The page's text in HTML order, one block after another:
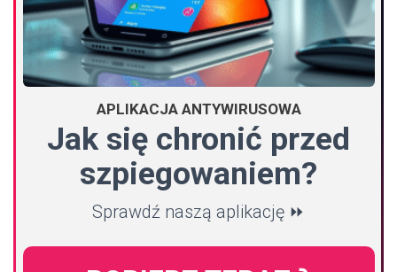
APLIKACJA ANTYWIRUSOWA
Jak się chronić przed
szpiegowaniem?
Sprawdź naszą aplikację ⏩